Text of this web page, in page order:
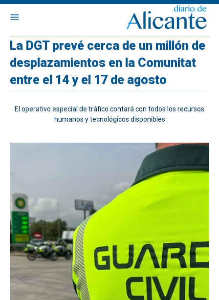
La DGT prevé cerca de un millón de
desplazamientos en la Comunitat
entre el 14 y el 17 de agosto
El operativo especial de tráfico contará con todos los recursos
humanos y tecnológicos disponibles